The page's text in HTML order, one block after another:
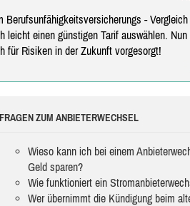
Berufsunfähigkeitsversicherungs -
leicht einen günstigen Tarif auswählen. Nun
für Risiken in der Zukunft vorgesorgt!
FRAGEN ZUM ANBIETERWECHSEL
Wieso kann ich bei einem
Geld sparen?
Wie funktioniert ein
Wer übernimmt die Kündigung beim